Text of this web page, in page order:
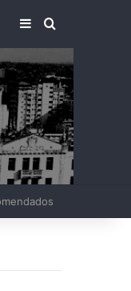
BARRA LATERAL
BUSCAR